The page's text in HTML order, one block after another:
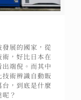
展的國家，從
，好比日本在
端倪。而其中
術辨識自動販
，到底是什麼
？